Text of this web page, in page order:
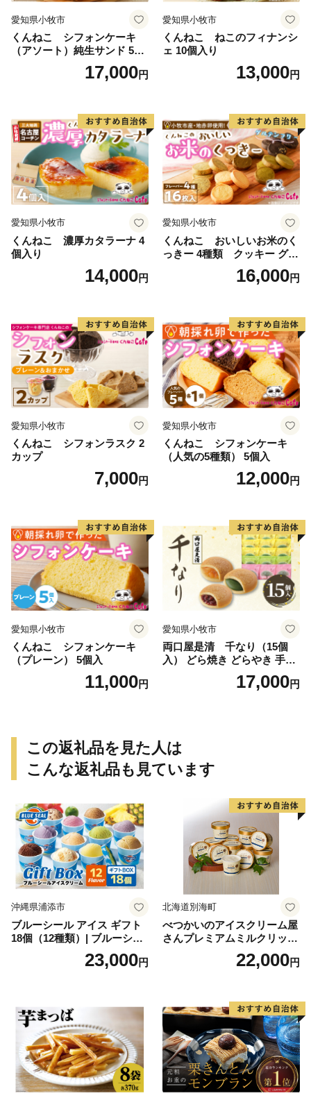
愛知県小牧市
くんねこ シフォンケーキ
（アソート）純生サンド 5個
17,000円
愛知県小牧市
くんねこ ねこのフィナンシ
ェ 10個入り
13,000円
愛知県小牧市
くんねこ 濃厚カタラーナ 4
個入り
14,000円
愛知県小牧市
くんねこ おいしいお米のく
っきー 4種類 クッキー グル
16,000円
愛知県小牧市
くんねこ シフォンラスク 2
カップ
7,000円
愛知県小牧市
くんねこ シフォンケーキ
（人気の5種類） 5個入
12,000円
愛知県小牧市
くんねこ シフォンケーキ
（プレーン） 5個入
11,000円
愛知県小牧市
両口屋是清 千なり（15個
入） どら焼き どらやき 手土
産 お土産 土産 丹波大納言小
豆 抹茶 林檎 りんご 慶事 お
17,000円
この返礼品を見た人は
こんな返礼品も見ています
沖縄県浦添市
ブルーシール アイス ギフト
18個（12種類）| ブルーシー
ルアイス ブルーシールアイ
スクリーム 着日指定可能 送
誕生日 カップ 詰め合わせ バ
ラエティ | バニラ チョコレー
ト ストロベリー ピスタチオ
バニラ＆クッキー ウベ 沖縄
紅イモ 塩ちんすこう 沖縄シ
ークヮーサー 沖縄黒糖 琉球
ロイヤルミルクティ 沖縄パ
23,000円
北海道別海町
べつかいのアイスクリーム屋
さんプレミアムミルクリッチ
12個（AP-01）（ 北海道アイ
ス 北海道産アイス アイス ア
道産アイス 道産アイスクリ
ーム ギフト 詰合せ 詰め合わ
せ ふるさと納税 ）
22,000円